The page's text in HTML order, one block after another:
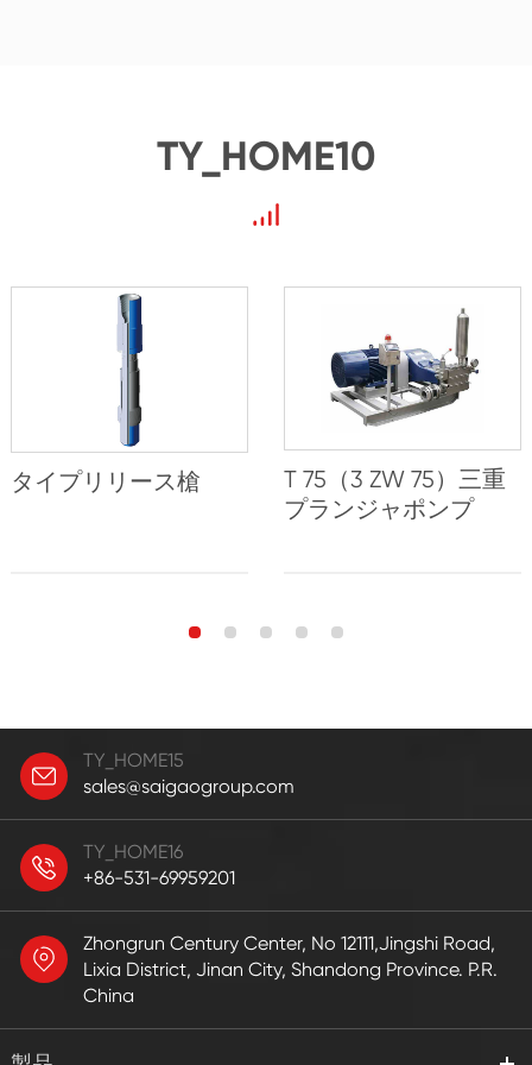
TY_HOME10
タイプリリース槍
T 75（3 ZW 75）三重
プランジャポンプ
TY_HOME15
sales@saigaogroup.com
TY_HOME16
+86-531-69959201
Zhongrun Century Center, No 12111,Jingshi Road,
Lixia District, Jinan City, Shandong Province. P.R.
China